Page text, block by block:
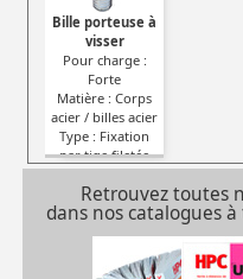
Bille porteuse à
visser
Pour charge :
Forte
Matière : Corps
acier / billes acier
Type : Fixation
par tige filetée
Retrouvez toutes
dans nos catalogues à